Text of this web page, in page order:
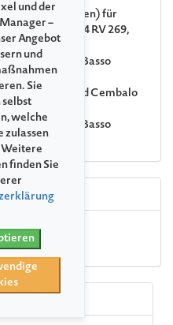
vier Jahreszeiten) für
op. 8 Nr. 1-4 RV 269,
Streicher und Basso
für Violine und Cembalo
Streicher und Basso
und der
–
Angebot
und
Sie
selbst
welche
zulassen
finden Sie